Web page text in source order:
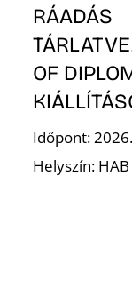
RÁADÁS
OF
Időpont:
Helyszín: HAB